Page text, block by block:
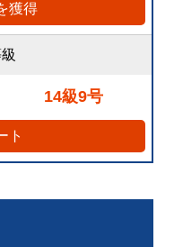
獲得
14級9号
ト